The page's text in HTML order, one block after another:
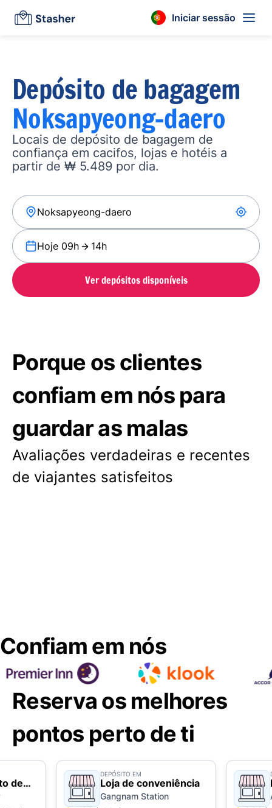
Iniciar sessão
Depósito de bagagem
Noksapyeong-daero
Locais de depósito de bagagem de
confiança em cacifos, lojas e hotéis a
partir de ₩ 5.489 por dia.
Hoje 09h 14h
Ver depósitos disponíveis
Porque os clientes
confiam em nós para
guardar as malas
Avaliações verdadeiras e recentes
de viajantes satisfeitos
Confiam em nós
Reserva os melhores
pontos perto de ti
de
DEPÓSITO EM
Loja de conveniência
Gangnam Station